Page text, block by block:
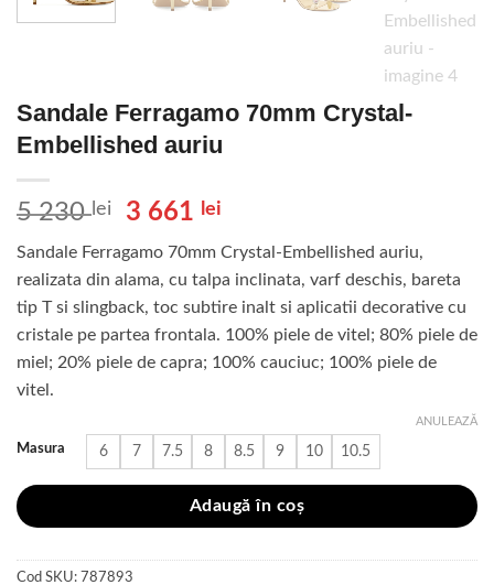
Sandale Ferragamo 70mm Crystal-
Embellished auriu
5 230 lei
Prețul
a
fost:
5
230 lei.
3 661 lei
este:
3
661 lei.
Sandale Ferragamo 70mm Crystal-Embellished auriu,
realizata din alama, cu talpa inclinata, varf deschis, bareta
tip T si slingback, toc subtire inalt si aplicatii decorative cu
cristale pe partea frontala. 100% piele de vitel; 80% piele de
miel; 20% piele de capra; 100% cauciuc; 100% piele de
vitel.
Masura 6 7 7.5 8 8.5 9 10 10.5
ANULEAZĂ
Adaugă în coș
Cod SKU: 787893